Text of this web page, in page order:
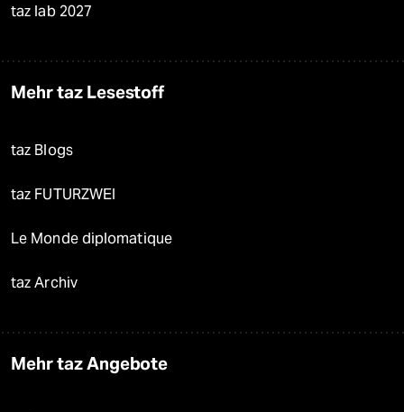
taz lab 2027
Mehr taz Lesestoff
taz Blogs
taz FUTURZWEI
Le Monde diplomatique
taz Archiv
Mehr taz Angebote